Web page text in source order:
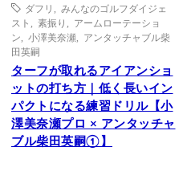
ダフリ
みんなのゴルフダイジェ
スト
素振り
アームローテーショ
ン
小澤美奈瀬
アンタッチャブル柴
田英嗣
ターフが取れるアイアンショ
ットの打ち方｜低く長いイン
パクトになる練習ドリル【小
澤美奈瀬プロ × アンタッチャ
ブル柴田英嗣①】